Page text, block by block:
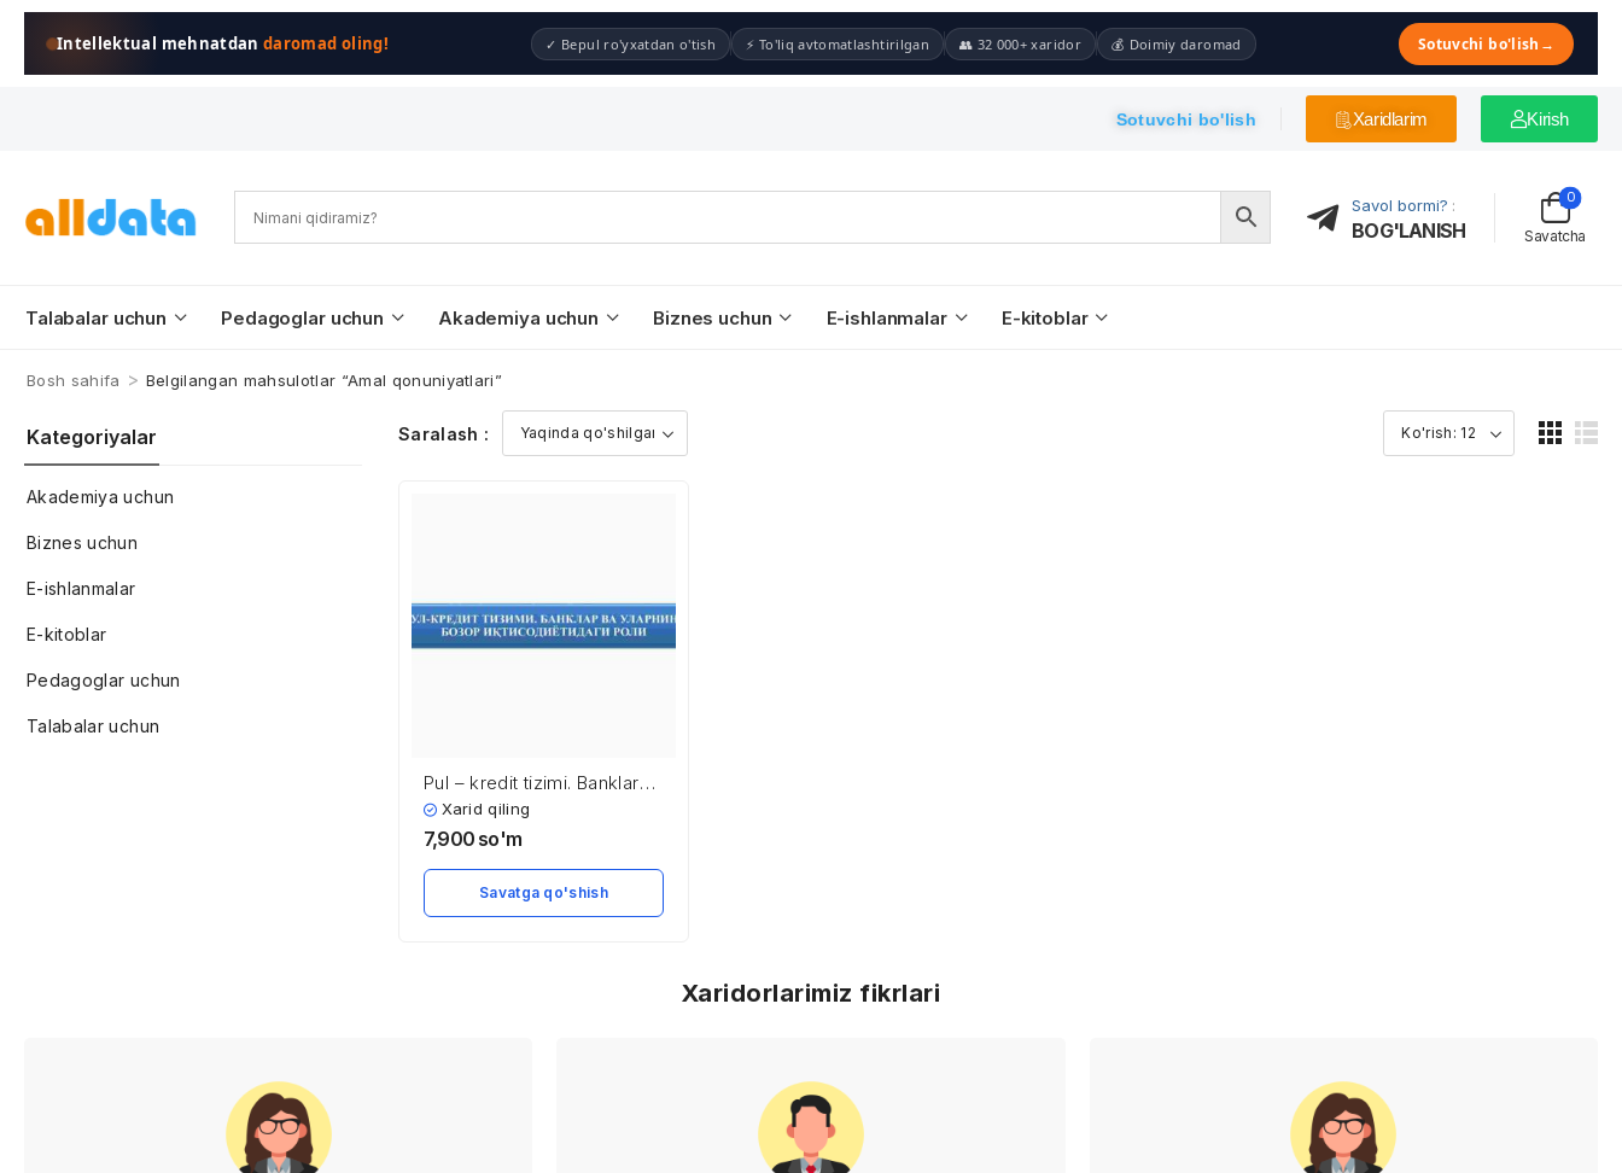
Intellektual mehnatdandaromad oling! ✓ Bepul ro'yxatdan o'tish ⚡ To'liq avtomatlashtirilgan 👥 32 000+ xaridor 💰 Doimiy daromad Sotuvchi bo'lish →
Sotuvchi bo'lish Xaridlarim Kirish
Savol bormi? :
BOG'LANISH Savatcha
0
Talabalar uchun Pedagoglar uchun Akademiya uchun Biznes uchun E-ishlanmalar E-kitoblar
Bosh sahifa > Belgilangan mahsulotlar “Amal qonuniyatlari”
Kategoriyalar
Akademiya uchun
Biznes uchun
E-ishlanmalar
E-kitoblar
Pedagoglar uchun
Talabalar uchun
Saralash :
Pul – kredit tizimi. Banklar
va ularning bozor
iqtisodiyotidagi roli
Xarid qiling
7,900 so'm
Savatga qo'shish
Xaridorlarimiz fikrlari